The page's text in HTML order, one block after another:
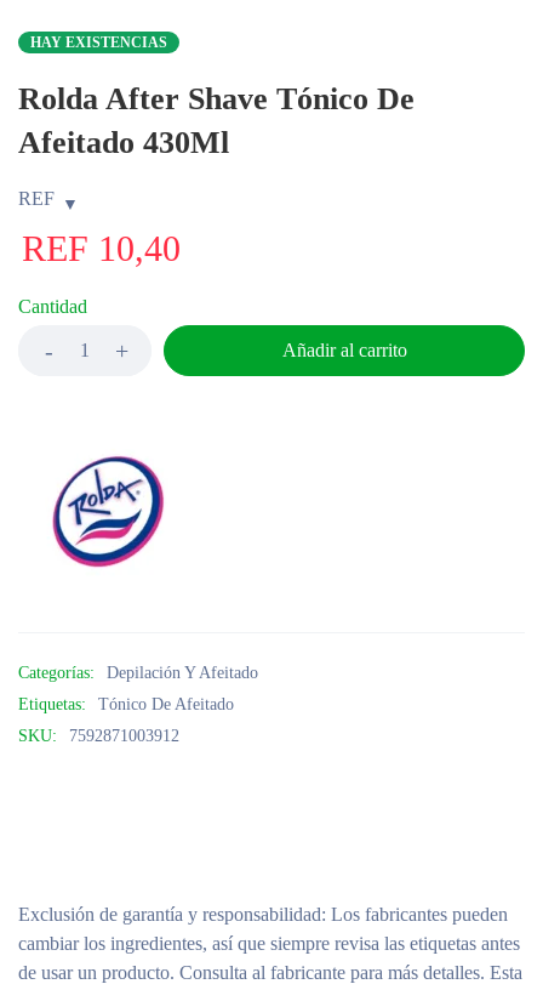
HAY EXISTENCIAS
Rolda After Shave Tónico De
Afeitado 430Ml
REF
REF 10,40
Cantidad
Añadir al carrito
Categorías:
Depilación Y Afeitado
Etiquetas:
Tónico De Afeitado
SKU:
7592871003912
Exclusión de garantía y responsabilidad: Los fabricantes pueden
cambiar los ingredientes, así que siempre revisa las etiquetas antes
de usar un producto. Consulta al fabricante para más detalles. Esta